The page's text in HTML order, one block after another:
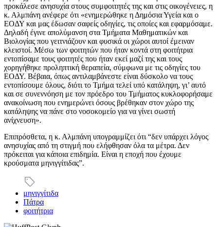
προκάλεσε ανησυχία στους συμφοιτητές της και στις οικογένειες, η
κ. Αλμπάνη ανέφερε ότι «ενημερώθηκε η Δημόσια Υγεία και ο
ΕΟΔΥ και μας έδωσαν σαφείς οδηγίες, τις οποίες και εφαρμόσαμε.
Δηλαδή έγινε απολύμανση στα Τμήματα Μαθηματικών και
Βιολογίας που γειτνιάζουν και φυσικά οι χώροι αυτοί έμειναν
κλειστοί. Μέσω των φοιτητών που ήταν κοντά στη φοιτήτρια
εντοπίσαμε τους φοιτητές που ήταν εκεί μαζί της και τους
χορηγήθηκε προληπτική θεραπεία, σύμφωνα με τις οδηγίες του
ΕΟΔΥ. Βέβαια, όπως αντιλαμβάνεστε είναι δύσκολο να τους
εντοπίσουμε όλους, διότι το Τμήμα τελεί υπό κατάληψη, γι’ αυτό
και σε συνεννόηση με τον πρόεδρο του Τμήματος κυκλοφορήσαμε
ανακοίνωση που ενημερώνει όσους βρέθηκαν στον χώρο της
κατάληψης να πάνε στο νοσοκομείο για να γίνει σωστή
ανίχνευση».
Επιπρόσθετα, η κ. Αλμπάνη υπογραμμίζει ότι “δεν υπάρχει λόγος
ανησυχίας από τη στιγμή που ελήφθησαν όλα τα μέτρα. Δεν
πρόκειται για κάποια επιδημία. Είναι η εποχή που έχουμε
κρούσματα μηνιγγίτιδας”.
μηνιγγίτιδα
Πάτρα
φοιτήτρια